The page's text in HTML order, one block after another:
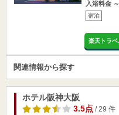
入浴料金 ～
宿泊
楽天トラ
関連情報から探す
ホテル阪神大阪
3.5点/ 29 件